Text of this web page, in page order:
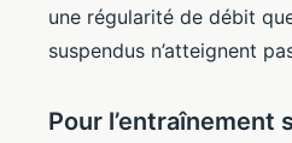
une régularité de débit
suspendus n’atteignent
Pour l’entraînement